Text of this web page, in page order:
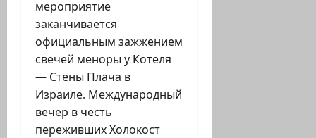
мероприятие
заканчивается
официальным зажжением
свечей меноры у Котеля
— Стены Плача в
Израиле. Международный
вечер в честь
переживших Холокост